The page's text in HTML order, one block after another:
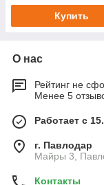
Купить
О нас
Рейтинг не
Менее 5
Работает с
г. Павлодар
Майры 3,
Контакты